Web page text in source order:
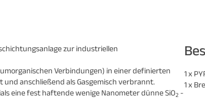
zur industriellen
Verbindungen) in einer definierten
anschließend als Gasgemisch verbrannt.
eine fest haftende wenige Nanometer dünne SiO2 -
1 x
1 x